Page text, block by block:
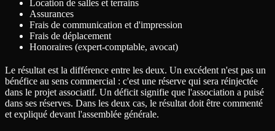
Location de salles et terrains
Assurances
Frais de communication et d'impression
Frais de déplacement
Honoraires (expert-comptable, avocat)
Le résultat est la différence entre les deux. Un excédent n'est pas un
bénéfice au sens commercial : c'est une réserve qui sera réinjectée
dans le projet associatif. Un déficit signifie que l'association a puisé
dans ses réserves. Dans les deux cas, le résultat doit être commenté
et expliqué devant l'assemblée générale.